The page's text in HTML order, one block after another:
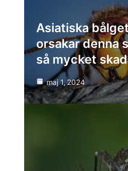
Asiatiska
orsakar denna
så mycket
maj 1, 2024